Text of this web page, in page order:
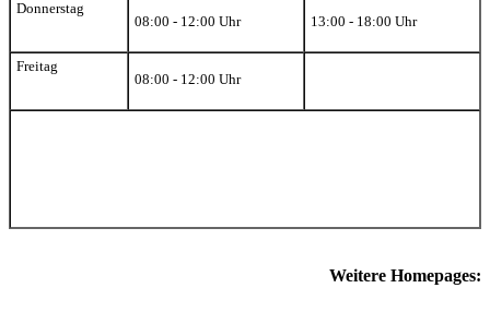
Donnerstag
08:00 - 12:00 Uhr
13:00 - 18:00 Uhr
Freitag
08:00 - 12:00 Uhr
Weitere Homepages: